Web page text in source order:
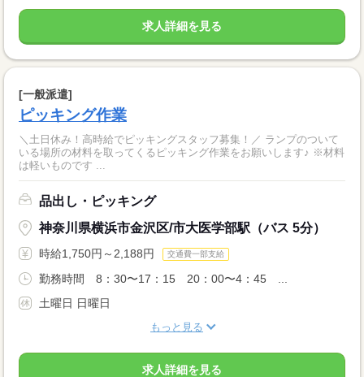
求人詳細を見る
[一般派遣]
ピッキング作業
＼土日休み！高時給でピッキングスタッフ募集！／ ランプのついて
いる場所の材料を取ってくるピッキング作業をお願いします♪ ※材料
品出し・ピッキング
神奈川県横浜市金沢区/市大医学部駅（バス 5分）
時給1,750円～2,188円 交通費一部支給
勤務時間 8：30〜17：15 20：00〜4：45 ...
土曜日 日曜日
もっと見る
求人詳細を見る